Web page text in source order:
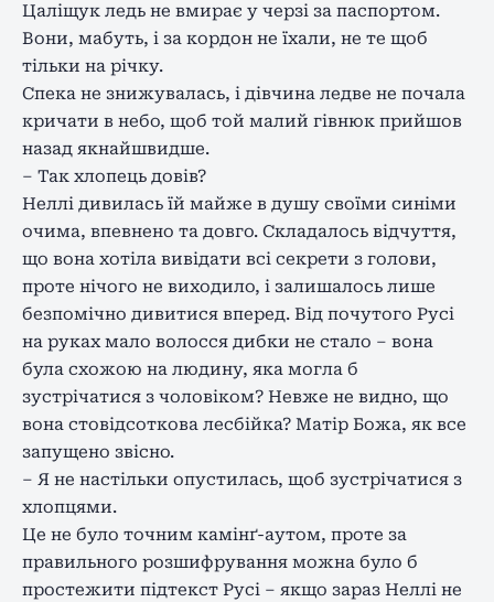
Цаліщук ледь не вмирає у черзі за паспортом.
Вони, мабуть, і за кордон не їхали, не те щоб
тільки на річку.
Спека не знижувалась, і дівчина ледве не почала
кричати в небо, щоб той малий гівнюк прийшов
назад якнайшвидше.
– Так хлопець довів?
Неллі дивилась їй майже в душу своїми синіми
очима, впевнено та довго. Складалось відчуття,
що вона хотіла вивідати всі секрети з голови,
проте нічого не виходило, і залишалось лише
безпомічно дивитися вперед. Від почутого Русі
на руках мало волосся дибки не стало – вона
була схожою на людину, яка могла б
зустрічатися з чоловіком? Невже не видно, що
вона стовідсоткова лесбійка? Матір Божа, як все
запущено звісно.
– Я не настільки опустилась, щоб зустрічатися з
хлопцями.
Це не було точним камінґ-аутом, проте за
правильного розшифрування можна було б
простежити підтекст Русі – якщо зараз Неллі не